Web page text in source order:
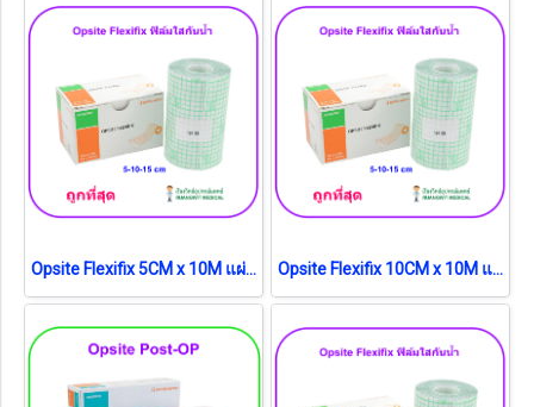
Opsite Flexifix 5CM x 10M แผ่นฟิล์มใสกันน้ำ (1 กล่อง) Opsite Flexifix 10CM x 10M แผ่นฟิล์มใสกันน้ำ (1 กล่อง)